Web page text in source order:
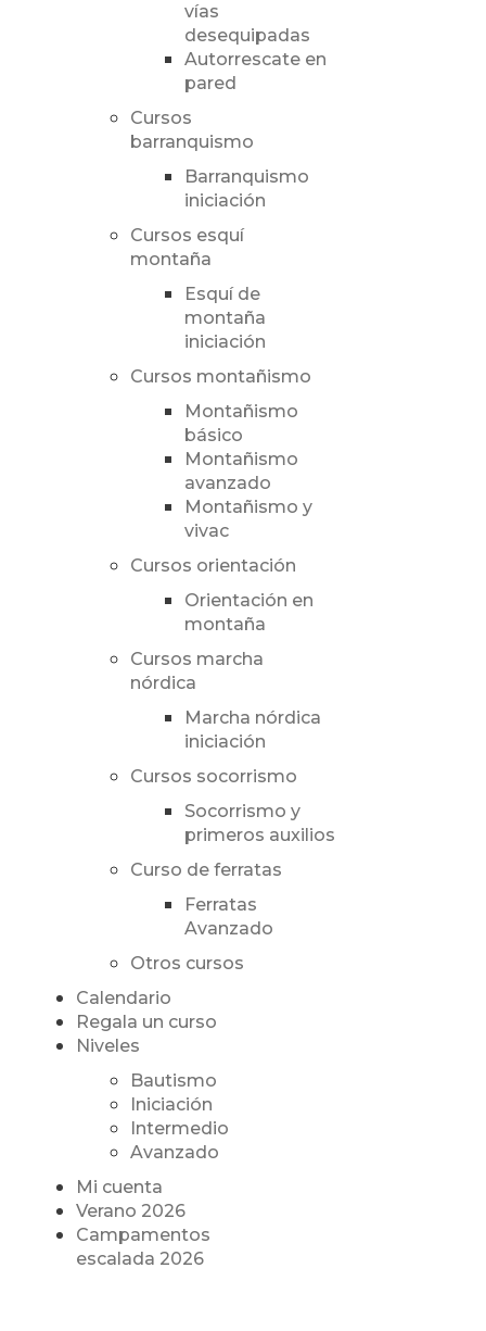
vías
desequipadas
Autorrescate en
pared
Cursos
barranquismo
Barranquismo
iniciación
Cursos esquí
montaña
Esquí de
montaña
iniciación
Cursos montañismo
Montañismo
básico
Montañismo
avanzado
Montañismo y
vivac
Cursos orientación
Orientación en
montaña
Cursos marcha
nórdica
Marcha nórdica
iniciación
Cursos socorrismo
Socorrismo y
primeros auxilios
Curso de ferratas
Ferratas
Avanzado
Otros cursos
Calendario
Regala un curso
Niveles
Bautismo
Iniciación
Intermedio
Avanzado
Mi cuenta
Verano 2026
Campamentos
escalada 2026